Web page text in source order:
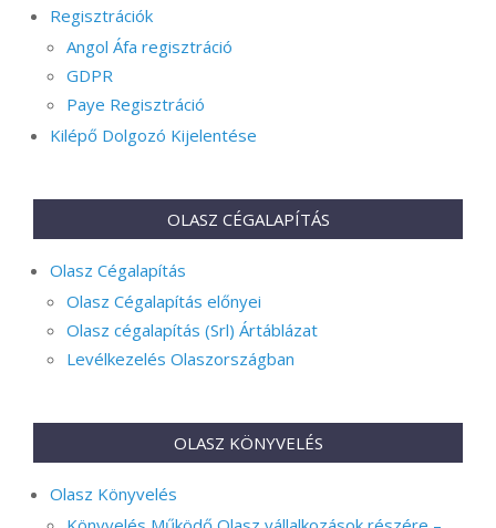
Regisztrációk
Angol Áfa regisztráció
GDPR
Paye Regisztráció
Kilépő Dolgozó Kijelentése
OLASZ CÉGALAPÍTÁS
Olasz Cégalapítás
Olasz Cégalapítás előnyei
Olasz cégalapítás (Srl) Ártáblázat
Levélkezelés Olaszországban
OLASZ KÖNYVELÉS
Olasz Könyvelés